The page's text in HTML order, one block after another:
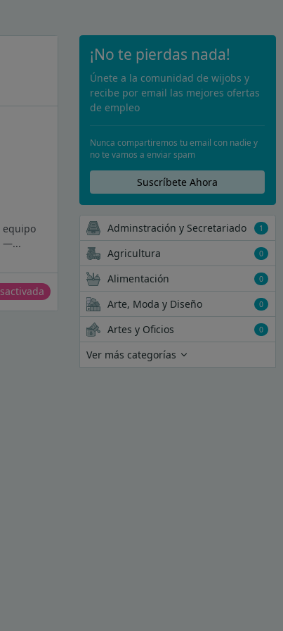
equipo
—...
¡No te pierdas nada!
Únete a la comunidad de wijobs y
recibe por email las mejores ofertas
de empleo
Nunca compartiremos tu email con nadie y
no te vamos a enviar spam
Suscríbete Ahora
Adminstración y Secretariado 1
Agricultura 0
Alimentación 0
Arte, Moda y Diseño 0
Artes y Oficios 0
Ver más categorías